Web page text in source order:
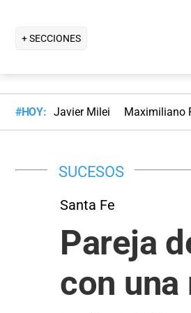
+ SECCIONES
#HOY: Javier Milei Maximiliano
SUCESOS
Santa Fe
Pareja
con